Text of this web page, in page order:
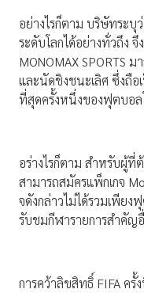
อย่างไรก็ตาม บริษัทระบุ
ระดับโลกได้อย่างทั่วถึง
MONOMAX SPORTS
และนัดชิงชนะเลิศ ซึ่งถื
ที่สุดครั้งหนึ่งของฟุตบอล
อร่างไรก็ตาม สำหรับผู้ที่
สามารถสมัครแพ็กเกจ
จดังกล่าวไม่ได้รวมเพีย
รับชมกีฬารายการสำคั
การคว้าลิขสิทธิ์ FIFA ครั้